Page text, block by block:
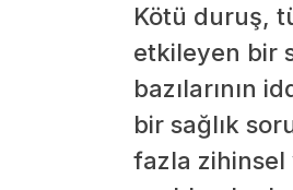
Kötü duruş,
etkileyen bir
bazılarının
bir sağlık
fazla zihinsel